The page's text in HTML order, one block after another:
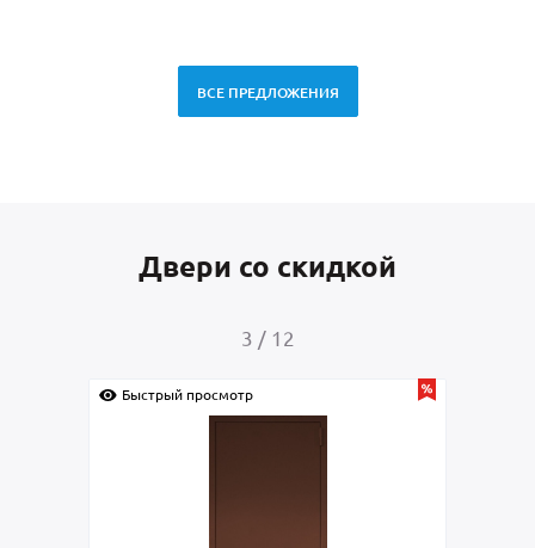
ВСЕ ПРЕДЛОЖЕНИЯ
Двери со скидкой
4 / 12
Быстрый просмотр